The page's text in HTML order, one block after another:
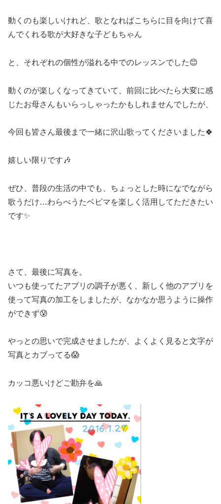
動くのも楽しいけれど、歌となればこちらに目を向けて喜
んでくれる歌が大好きな子どもちゃん
と、それぞれの個性が溢れる中でのレッスンでした😊
動くのが楽しくなってきていて、前回に比べたら大変に感
じたお母さんもいらっしゃったかもしれませんでしたが、
今回も皆さん最後まで一緒に沢山歌ってくださいました🍀
嬉しい限りです🎶
ぜひ、普段の生活の中でも、ちょっとした時になでながら
歌うだけ…わらべうたベビマを楽しく活用してただきたい
です✨
さて、最後に写真を。
いつも使ってたアプリの調子が悪く、新しく他のアプリを
使って写真の加工をしましたが、なかなか思うように操作
ができず😰
やっとの思いで完成させましたが、よくよく見ると文字が
写真とカブってる😱
カッコ悪いけどご勘弁を🙏